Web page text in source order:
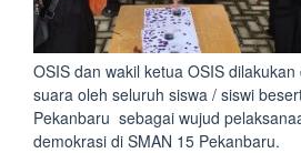
OSIS dan wakil ketua OSIS
suara oleh seluruh siswa / siswi
Pekanbaru sebagai wujud
demokrasi di SMAN 15 Pekanbaru.